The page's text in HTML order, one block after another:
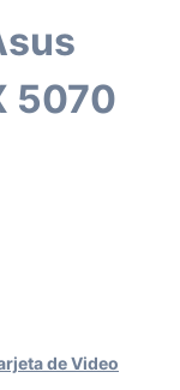
5070
de Video